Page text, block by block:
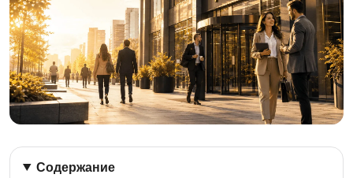
Содержание